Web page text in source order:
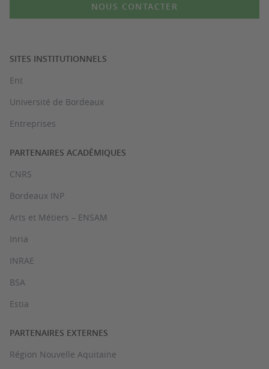
NOUS CONTACTER
SITES INSTITUTIONNELS
Ent
Université de Bordeaux
Entreprises
PARTENAIRES ACADÉMIQUES
CNRS
Bordeaux INP
Arts et Métiers – ENSAM
Inria
INRAE
BSA
Estia
PARTENAIRES EXTERNES
Région Nouvelle Aquitaine